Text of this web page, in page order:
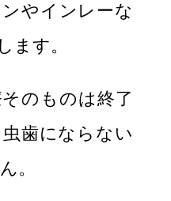
やインレーな
ます。
のものは終了
歯にならない
。